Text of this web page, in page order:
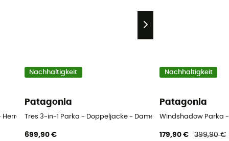
Nachhaltigkeit
Patagonia
Tres 3-in-1 Parka - Doppeljacke - Damen
699,90 €
Nachhaltigkeit
Patagonia
Windshadow Parka
179,90 € 399,90 €